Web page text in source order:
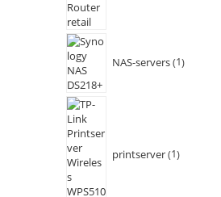
NAS-servers 1
printserver 1